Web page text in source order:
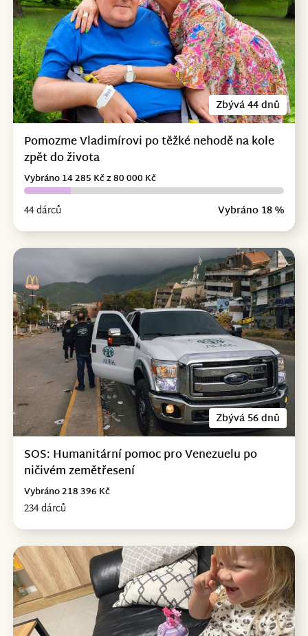
Zbývá 44 dnů
Pomozme Vladimírovi po těžké nehodě na kole
zpět do života
44 dárců Vybráno 18 %
Vybráno 14 285 Kč z 80 000 Kč
Zbývá 56 dnů
SOS: Humanitární pomoc pro Venezuelu po
ničivém zemětřesení
234 dárců
Vybráno 218 396 Kč